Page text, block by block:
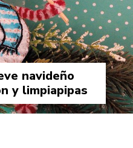
navideño
y limpiapipas